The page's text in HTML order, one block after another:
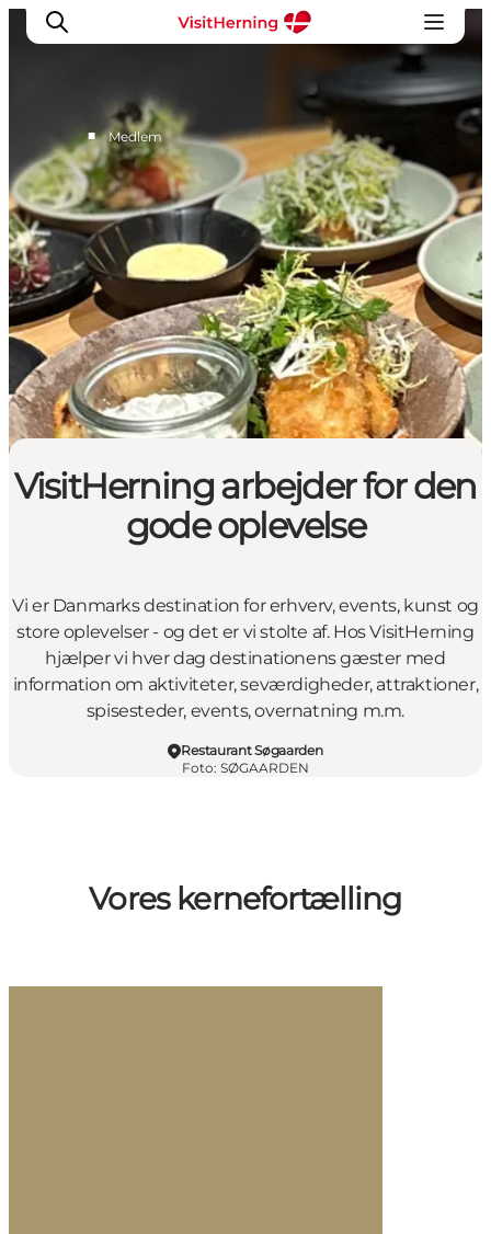
Medlem
Eventinfo
Turisme og marked
Udviklingsprojekter
Værktøjskasse
Om VisitHerning
■ Medlem
VisitHerning arbejder for den
gode oplevelse
Vi er Danmarks destination for erhverv, events, kunst og
store oplevelser - og det er vi stolte af. Hos VisitHerning
hjælper vi hver dag destinationens gæster med
information om aktiviteter, seværdigheder, attraktioner,
spisesteder, events, overnatning m.m.
Restaurant Søgaarden
Foto: SØGAARDEN
Vores kernefortælling